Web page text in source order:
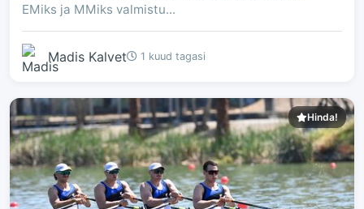
EMiks ja MMiks valmistu...
Madis Kalvet 1 kuud tagasi
Hinda!